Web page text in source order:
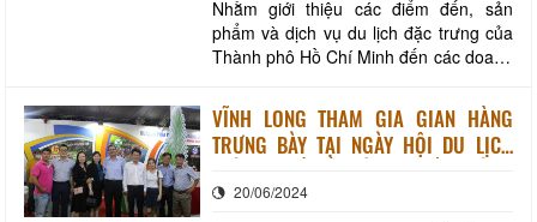
Nhằm giới thiệu các điểm đến, sản
phẩm và dịch vụ du lịch đặc trưng của
Thành phô Hồ Chí Minh đến các doanh
điều kiện hỗ trợ các doanh nghiệp khai
thác các chương trình du lịch đặc trưng
của Thành phố Hồ Chí Minh, Sở Du lịch
VĨNH LONG THAM GIA GIAN HÀNG
TRƯNG BÀY TẠI NGÀY HỘI DU LỊCH
NĂM 2022
20/06/2024